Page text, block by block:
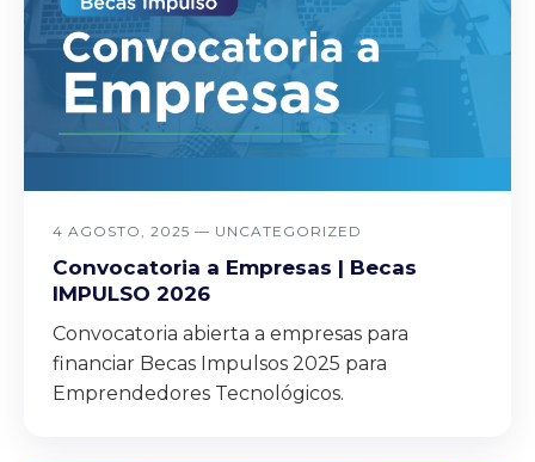
4 AGOSTO, 2025 — UNCATEGORIZED
Convocatoria a Empresas | Becas
IMPULSO 2026
Convocatoria abierta a empresas para
financiar Becas Impulsos 2025 para
Emprendedores Tecnológicos.